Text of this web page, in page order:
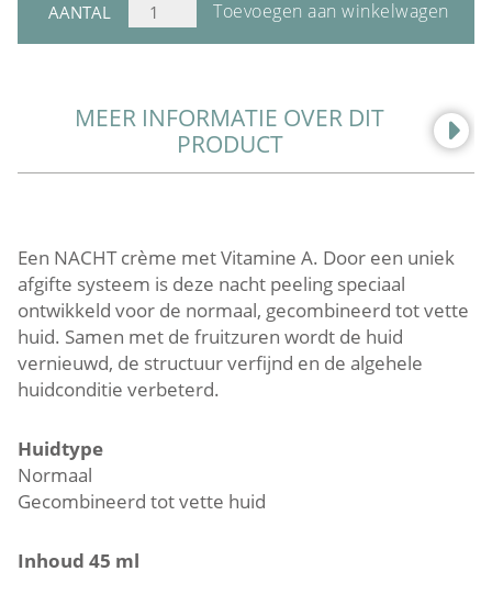
AANTAL
COSMEDIX
DEFINE
Toevoegen aan winkelwagen
MEER INFORMATIE OVER DIT
PRODUCT
Een NACHT crème met Vitamine A. Door een uniek
afgifte systeem is deze nacht peeling speciaal
ontwikkeld voor de normaal, gecombineerd tot vette
huid. Samen met de fruitzuren wordt de huid
vernieuwd, de structuur verfijnd en de algehele
huidconditie verbeterd.
Huidtype
Normaal
Gecombineerd tot vette huid
Inhoud 45 ml